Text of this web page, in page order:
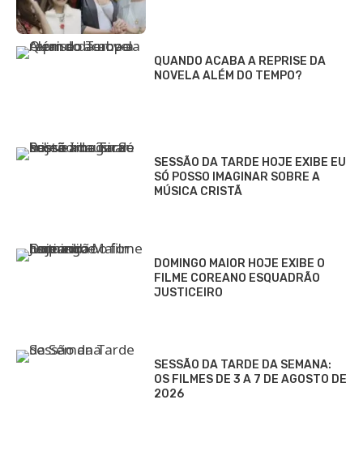
QUANDO ACABA A REPRISE DA
NOVELA ALÉM DO TEMPO?
SESSÃO DA TARDE HOJE EXIBE EU
SÓ POSSO IMAGINAR SOBRE A
MÚSICA CRISTÃ
DOMINGO MAIOR HOJE EXIBE O
FILME COREANO ESQUADRÃO
JUSTICEIRO
SESSÃO DA TARDE DA SEMANA:
OS FILMES DE 3 A 7 DE AGOSTO DE
2026